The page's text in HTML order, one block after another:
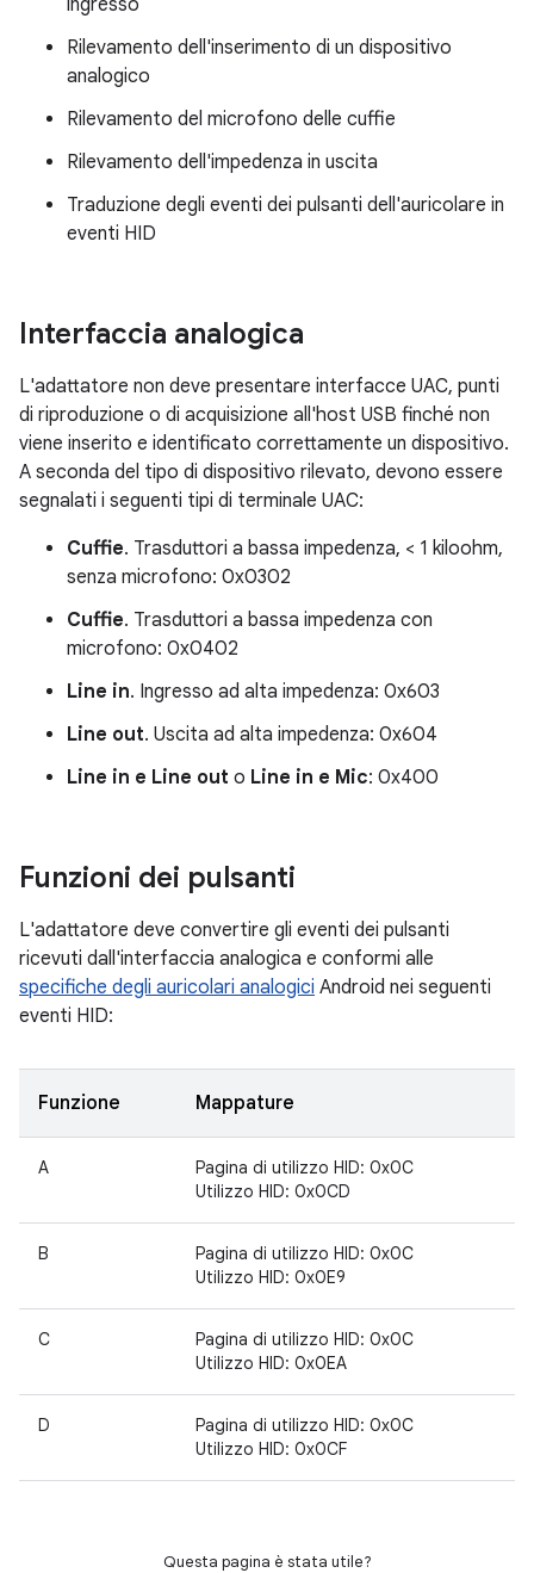
ingresso
Rilevamento dell'inserimento di un dispositivo
analogico
Rilevamento del microfono delle cuffie
Rilevamento dell'impedenza in uscita
Traduzione degli eventi dei pulsanti dell'auricolare in
eventi HID
Interfaccia analogica
L'adattatore non deve presentare interfacce UAC, punti
di riproduzione o di acquisizione all'host USB finché non
viene inserito e identificato correttamente un dispositivo.
A seconda del tipo di dispositivo rilevato, devono essere
segnalati i seguenti tipi di terminale UAC:
Cuffie. Trasduttori a bassa impedenza, < 1 kiloohm,
senza microfono: 0x0302
Cuffie. Trasduttori a bassa impedenza con
microfono: 0x0402
Line in. Ingresso ad alta impedenza: 0x603
Line out. Uscita ad alta impedenza: 0x604
Line in e Line out o Line in e Mic: 0x400
Funzioni dei pulsanti
L'adattatore deve convertire gli eventi dei pulsanti
ricevuti dall'interfaccia analogica e conformi alle
specifiche degli auricolari analogici Android nei seguenti
eventi HID:
Funzione Mappature
A
Pagina di utilizzo HID: 0x0C
Utilizzo HID: 0x0CD
B
Pagina di utilizzo HID: 0x0C
Utilizzo HID: 0x0E9
C
Pagina di utilizzo HID: 0x0C
Utilizzo HID: 0x0EA
D
Pagina di utilizzo HID: 0x0C
Utilizzo HID: 0x0CF
Questa pagina è stata utile?